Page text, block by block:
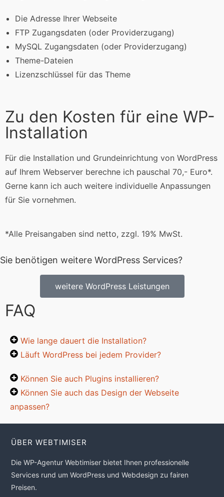
Die Adresse Ihrer Webseite
FTP Zugangsdaten (oder Providerzugang)
MySQL Zugangsdaten (oder Providerzugang)
Theme-Dateien
Lizenzschlüssel für das Theme
Zu den Kosten für eine WP-
Installation
Für die Installation und Grundeinrichtung von WordPress
auf Ihrem Webserver berechne ich pauschal 70,- Euro*.
Gerne kann ich auch weitere individuelle Anpassungen
für Sie vornehmen.
*Alle Preisangaben sind netto, zzgl. 19% MwSt.
Sie benötigen weitere WordPress Services?
weitere WordPress Leistungen
FAQ
Wie lange dauert die Installation?
Läuft WordPress bei jedem Provider?
Können Sie auch Plugins installieren?
Können Sie auch das Design der Webseite
anpassen?
ÜBER WEBTIMISER
Die WP-Agentur Webtimiser bietet Ihnen professionelle
Services rund um WordPress und Webdesign zu fairen
Preisen.